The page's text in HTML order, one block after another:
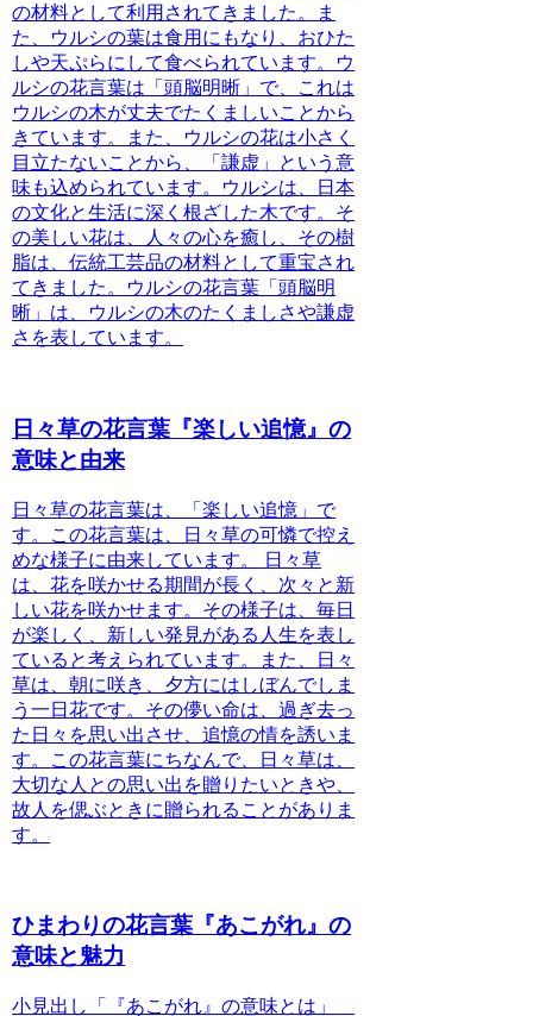
の材料として利用されてきました。ま
た、ウルシの葉は食用にもなり、おひた
しや天ぷらにして食べられています。ウ
ルシの花言葉は「頭脳明晰」で、これは
ウルシの木が丈夫でたくましいことから
きています。また、ウルシの花は小さく
目立たないことから、「謙虚」という意
味も込められています。ウルシは、日本
の文化と生活に深く根ざした木です。そ
の美しい花は、人々の心を癒し、その樹
脂は、伝統工芸品の材料として重宝され
てきました。ウルシの花言葉「頭脳明
晰」は、ウルシの木のたくましさや謙虚
さを表しています。
日々草の花言葉『楽しい追憶』の
意味と由来
日々草の花言葉は、「楽しい追憶」で
す。この花言葉は、日々草の可憐で控え
めな様子に由来しています。
日々草
は、花を咲かせる期間が長く、次々と新
しい花を咲かせます。その様子は、毎日
が楽しく、新しい発見がある人生を表し
ていると考えられています。また、日々
草は、朝に咲き、夕方にはしぼんでしま
う一日花です。その儚い命は、過ぎ去っ
た日々を思い出させ、追憶の情を誘いま
す。
この花言葉にちなんで、日々草は、
大切な人との思い出を贈りたいときや、
故人を偲ぶときに贈られることがありま
す。
ひまわりの花言葉『あこがれ』の
意味と魅力
小見出し 「『あこがれ』の意味とは」